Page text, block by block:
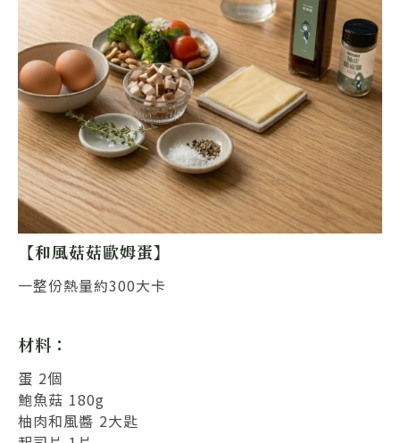
【和風菇菇歐姆蛋】
一整份熱量約300大卡
材料：
蛋 2個
鮑魚菇 180g
柚肉和風醬 2大匙